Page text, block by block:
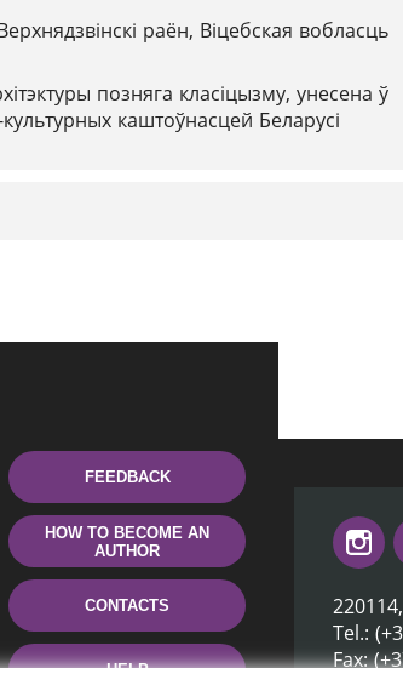
раён, Віцебская вобласць
позняга класіцызму, унесена ў
каштоўнасцей Беларусі
FEEDBACK
HOW TO BECOME AN
AUTHOR
CONTACTS
HELP
Tel.:
Fax: